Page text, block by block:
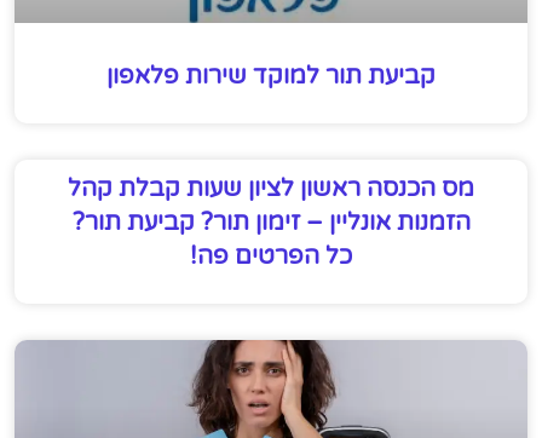
קביעת תור למוקד שירות פלאפון
מס הכנסה ראשון לציון שעות קבלת קהל
הזמנות אונליין – זימון תור? קביעת תור?
כל הפרטים פה!